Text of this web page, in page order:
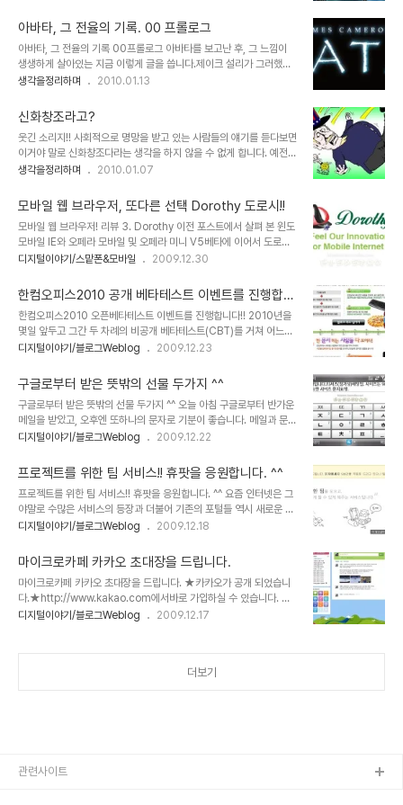
며, 나라가 온통 시끄러웠던 심형래 감독의 영화 "디워"의 기억은 좋은
예가 되리라 생각합니다. 물론 이상한 논리들로 찬반이 엇갈리며 지저
분하게 얼룩졌던 그때의 기억이 좋지는 않지만... 이야기 또는 내용과
전달하고자 하는 메시지 등은 영화의 기본 골격이라고 할 수 있습니다.
때문에 아무리 영화가 멋진 기술과 영상으로 채워져 있다고 하더라도
되어 관객으로부터 혹평을 받게 되고..
아바타, 그 전율의 기록. 00 프롤로그
아바타, 그 전율의 기록 00프롤로그 아바타를 보고난 후, 그 느낌이
생생하게 살아있는 지금 이렇게 글을 씁니다.제이크 설리가 그러했던
것처럼... 역대 흥행기록을 갈아 치울만큼 수많은 관객들이 보았고, 또
된 이유는 요 몇일 동안 개인적인 사정도 있었고, 워낙 아바타를 보고
생각한 것이 많았기에... 쉽게 정리가 되질 못했기 때문입니다. 뒤죽박
죽이었던 영화 아바타에 대한 느낌과 생각들이 이제 좀 정리가 되어 그
내용들을 여러분들과 함께하고자 글을 올려봅니다. 00 프롤로그 아바
타의 주제는 교감! 사헬루(나'비족 언어로 교감이라는 뜻)라고 할 수
두고 제이크 설리가 영..
생각을정리하며 2010.01.13
신화창조라고?
웃긴 소리지!! 사회적으로 명망을 받고 있는 사람들의 얘기를 듣다보면
이거야 말로 신화창조다라는 생각을 하지 않을 수 없게 합니다. 예전
여러 방송사에서 다큐멘터리 형식으로 성공을 다룬 프로그램들이 한
특정한 한 사람의 몫이었고, 그건 말그대로 신화였습니다. 그리고 이를
본 많은 사람들은 성공을 일궈낸 사람에 대해 방송이 보여준 만큼 생각
하게 했습니다. 물론 저도 그랬습니다. ▲ 강대국 미국이 과연 미국 스
스로의 힘만으로 세상의 앞에 설 수 있었을까요? 그런데, 시간이 지나
서 알게된 그 성공이란, 성공이라고 하기엔 무색한 경우가 적지 않았습
미리 터춰 버린... 그러한 왜..
생각을정리하며 2010.01.07
모바일 웹 브라우저, 또다른 선택 Dorothy 도로시!!
모바일 웹 브라우저! 리뷰 3. Dorothy 이전 포스트에서 살펴 본 윈도
모바일 IE와 오페라 모바일 및 오페라 미니 V5베타에 이어서 도로시
모바일 웹 브라우저에 대해 개인적인 사용 경험을 바탕으로 성능 및 기
하나의 모바일 웹 브라우저! Webkit기반의 도로시!! 내용이 내용이다
보니 가볍게 살펴본다고 생각하고 시작했는데, 일부 부담이 붙어버린
글이 되어 버렸습니다. 그런 까닭에 본이 아니게 글의 진행에 있어 속
도가 느려진 점이나 약속과 다르게 살펴보고자 했던 프로그램에 대한
내용을 다루지 못하고 다음으로 미루게 된 부분도 생기게 된 듯 합니
간이 조금 걸리더라도 마무리..
디지털이야기/스맡폰&모바일 2009.12.30
한컴오피스2010 공개 베타테스트 이벤트를 진행합니
다!!
한컴오피스2010 오픈베타테스트 이벤트를 진행합니다!! 2010년을
몇일 앞두고 그간 두 차례의 비공개 베타테스트(CBT)를 거쳐 어느정
도의 완성도를 갖춘 형태로 드디어 한컴오피스2010에 대한 공개 베
트에 참여를 했고, 두번째는 좀 우여곡절이 있기도 했었습니다만, 어쨌
든... 진행에 있어서도 좀 보완이 되어 보입니다. 특히 홍보를 위한 이
미지 등과 준비된 상품들도... 신경을 쓴 듯한 느낌이 드는군요. 기존에
한컴오피스나 한글을 사용해 보셨다면-대한민국 사람이라면 써본 사
람이 대부분이겠지만...^^ - 새로워진 기능들을 한번 사용해 보시는 것
에 참여하셔서 덤으로 선물을 ..
디지털이야기/블로그Weblog 2009.12.23
구글로부터 받은 뜻밖의 선물 두가지 ^^
구글로부터 받은 뜻밖의 선물 두가지 ^^ 오늘 아침 구글로부터 반가운
메일을 받았고, 오후엔 또하나의 문자로 기분이 좋습니다. 메일과 문자
는 저뿐만 아니라 많은 분들이 받으셨으리라 생각 합니다. 이미 몇분의
애드센스와 관련있어 보이며, 사회적인 기부문화의 연쇄적 반응에 기
여하고자 하는 뜻?이 담겨 있는 듯 합니다. 구글에서 보내온 선물과 관
련된 내용들은 글로 표현하기 보단 그냥 그대로 이미지와 실제로 보실
수 있도록 링크를 걸도록 하겠습니다. 그리고 또 구글에서 보내온
SMS... 이건 지난 11월 진행했던 구글 검색대회 참가상이라는 티셔츠
흐믓한 마음이 듭니다. 잊지..
디지털이야기/블로그Weblog 2009.12.22
프로젝트를 위한 팀 서비스!! 휴팟을 응원합니다. ^^
프로젝트를 위한 팀 서비스!! 휴팟을 응원합니다. ^^ 요즘 인터넷은 그
야말로 수많은 서비스의 등장과 더불어 기존의 포털들 역시 새로운 시
도로써 여러 서비스들이 실험적으로 적용되고 있습니다. 그래서 저 역
몇개의 포스팅을 얼마 전 하기도 했습니다. 그런데, 어제 낮에 트랙백
하나를 받았습니다. Hupod(휴팟)이라는 새로운 서비스를 알리고자
이벤트가 진행되고 있다는 내용으로.. 트랙백을 따라 가보니... 아주 간
결하게 이미지 카툰을 통해 서비스가 어떤 것이다라는 것을 쉽게 풀어
놓고 있었습니다. 우선 팍팍 내용이 완벽하게 머리 속에 정리가 되진
디지털이야기/블로그Weblog 2009.12.18
마이크로카페 카카오 초대장을 드립니다.
마이크로카페 카카오 초대장을 드립니다. ★카카오가 공개 되었습니
다.★http://www.kakao.com에서바로 가입하실 수 있습니다. 마
이크로카페 카카오는 현재 구글 웨이브처럼 초대에 의해서만 가입할
와의 유사성에 대한 이야기가 거론되었습니다. 물론 서로 간의 특색이
디지털이야기/블로그Weblog 2009.12.17
더보기
관련사이트